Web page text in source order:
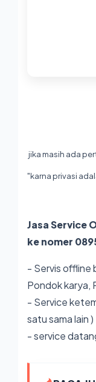
jika masih ada
"karna privasi
Jasa Service
ke nomer
- Servis offline
Pondok karya,
- Service
satu sama lain )
- service